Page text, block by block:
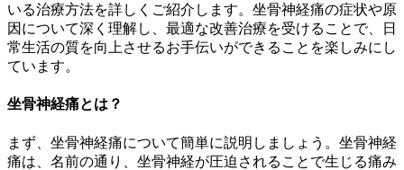
いる治療方法を詳しくご紹介します。坐骨神経痛の症状や原
因について深く理解し、最適な改善治療を受けることで、日
常生活の質を向上させるお手伝いができることを楽しみにし
ています。
坐骨神経痛とは？
まず、坐骨神経痛について簡単に説明しましょう。坐骨神経
痛は、名前の通り、坐骨神経が圧迫されることで生じる痛み